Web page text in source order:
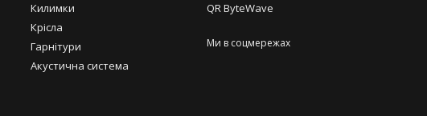
Килимки
Крісла
Гарнітури
Акустична система
QR ByteWave
Ми в соцмережах